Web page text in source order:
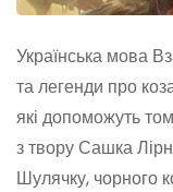
Українська мова
та легенди про
які допоможуть
з твору Сашка
Шулячку, чорного